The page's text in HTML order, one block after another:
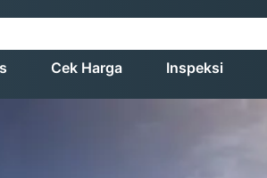
Cek Harga Inspeksi